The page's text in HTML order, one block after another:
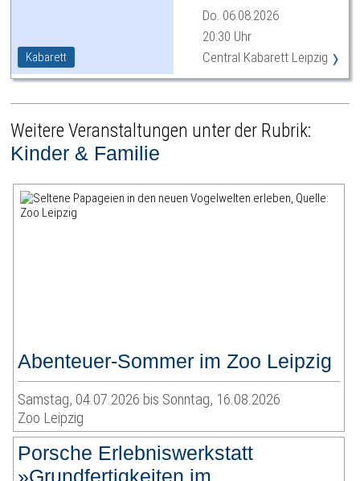
Kabarett
Do. 06.08.2026
20:30 Uhr
Central Kabarett Leipzig ›
Weitere Veranstaltungen unter der Rubrik:
Kinder & Familie
Abenteuer-Sommer im Zoo Leipzig
Samstag, 04.07.2026 bis Sonntag, 16.08.2026
Zoo Leipzig
Porsche Erlebniswerkstatt
»Grundfertigkeiten im